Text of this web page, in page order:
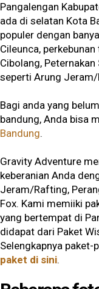
Pangalengan
ada di selatan Kota
populer dengan
Cileunca,
Cibolang,
seperti Arung Jeram/
Bagi anda yang
bandung, Anda bisa
Bandung.
Gravity Adventure
keberanian Anda
Jeram/Rafting,
Fox. Kami memiiki
yang bertempat di
didapat dari Paket
Selengkapnya
paket di sini.